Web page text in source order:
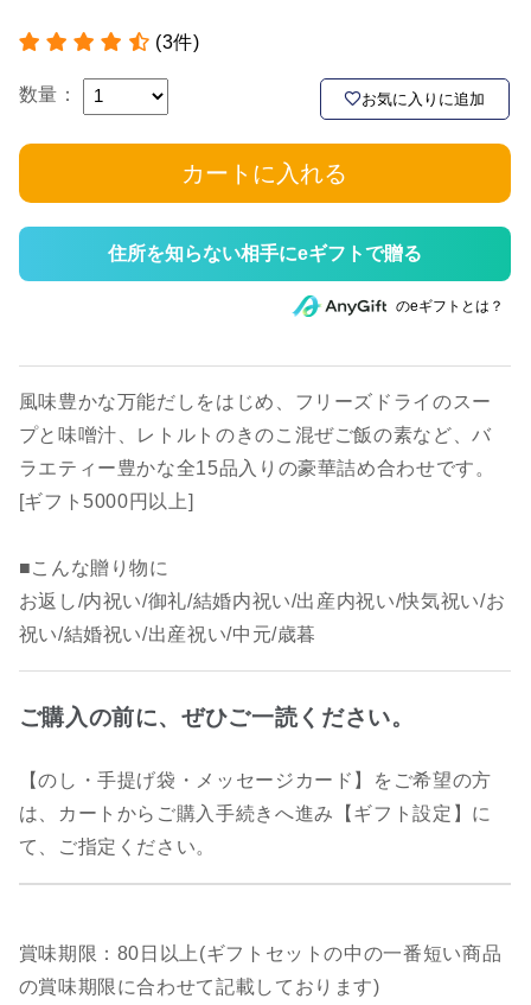
(3件)
数量： お気に入りに追加
カートに入れる
住所を知らない相手にeギフトで贈る
のeギフトとは？
風味豊かな万能だしをはじめ、フリーズドライのスー
プと味噌汁、レトルトのきのこ混ぜご飯の素など、バ
ラエティー豊かな全15品入りの豪華詰め合わせです。
[ギフト5000円以上]
■こんな贈り物に
お返し/内祝い/御礼/結婚内祝い/出産内祝い/快気祝い/お
祝い/結婚祝い/出産祝い/中元/歳暮
ご購入の前に、ぜひご一読ください。
【のし・手提げ袋・メッセージカード】をご希望の方
は、カートからご購入手続きへ進み【ギフト設定】に
て、ご指定ください。
賞味期限：80日以上(ギフトセットの中の一番短い商品
の賞味期限に合わせて記載しております)